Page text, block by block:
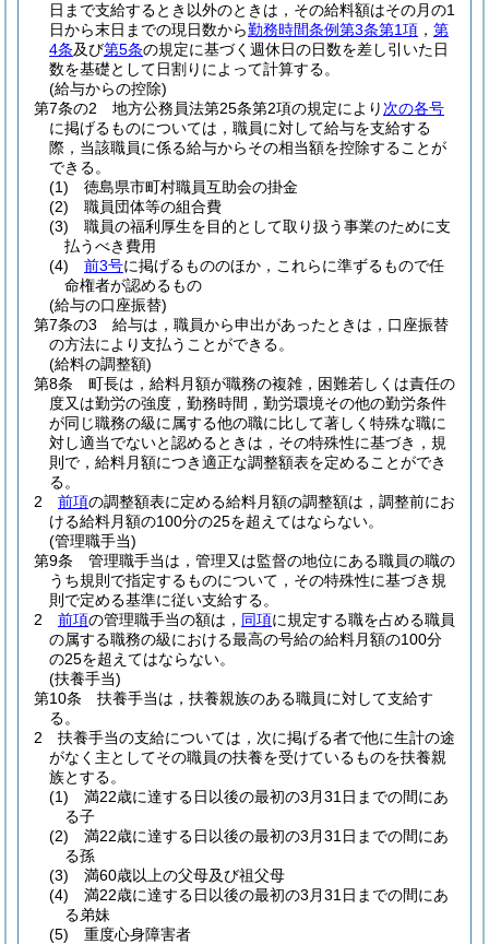
日まで支給するとき以外のときは，その給料額はその月の1
日から末日までの現日数から勤務時間条例第3条第1項 ， 第
4条及び第5条の規定に基づく週休日の日数を差し引いた日
数を基礎として日割りによって計算する。
(給与からの控除)
第7条の2
地方公務員法第25条第2項の規定により 次の各号
に掲げるものについては，職員に対して給与を支給する
際，当該職員に係る給与からその相当額を控除することが
できる。
(1)
徳島県市町村職員互助会の掛金
(2)
職員団体等の組合費
(3)
職員の福利厚生を目的として取り扱う事業のために支
払うべき費用
(4)
前3号に掲げるもののほか，これらに準ずるもので任
命権者が認めるもの
(給与の口座振替)
第7条の3
給与は，職員から申出があったときは，口座振替
の方法により支払うことができる。
(給料の調整額)
第8条
町長は，給料月額が職務の複雑，困難若しくは責任の
度又は勤労の強度，勤務時間，勤労環境その他の勤労条件
が同じ職務の級に属する他の職に比して著しく特殊な職に
対し適当でないと認めるときは，その特殊性に基づき，規
則で，給料月額につき適正な調整額表を定めることができ
る。
2
前項の調整額表に定める給料月額の調整額は，調整前にお
ける給料月額の100分の25を超えてはならない。
(管理職手当)
第9条
管理職手当は，管理又は監督の地位にある職員の職の
うち規則で指定するものについて，その特殊性に基づき規
則で定める基準に従い支給する。
2
前項の管理職手当の額は， 同項に規定する職を占める職員
の属する職務の級における最高の号給の給料月額の100分
の25を超えてはならない。
(扶養手当)
第10条
扶養手当は，扶養親族のある職員に対して支給す
る。
2
扶養手当の支給については，次に掲げる者で他に生計の途
がなく主としてその職員の扶養を受けているものを扶養親
族とする。
(1)
満22歳に達する日以後の最初の3月31日までの間にあ
る子
(2)
満22歳に達する日以後の最初の3月31日までの間にあ
る孫
(3)
満60歳以上の父母及び祖父母
(4)
満22歳に達する日以後の最初の3月31日までの間にあ
る弟妹
(5)
重度心身障害者